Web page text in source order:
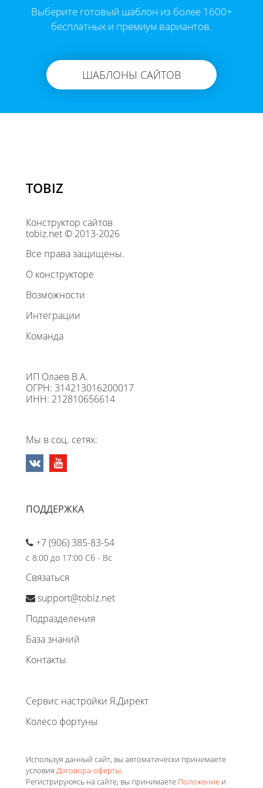
Выберите готовый шаблон из более 1600+
бесплатных и премиум вариантов.
ШАБЛОНЫ САЙТОВ
TOBIZ
Конструктор сайтов
tobiz.net © 2013-2026
Все права защищены.
О конструкторе
Возможности
Интеграции
Команда
ИП Олаев В.А.
ОГРН: 314213016200017
ИНН: 212810656614
Мы в соц. сетях:
ПОДДЕРЖКА
+7 (906) 385-83-54
с 8:00 до 17:00 Сб - Вс
Связаться
support@tobiz.net
Подразделения
База знаний
Контакты
Сервис настройки Я.Директ
Колесо фортуны
Используя данный сайт, вы автоматически принимаете
условия Договора-оферты.
Регистрируюясь на сайте, вы принимаете Положение и